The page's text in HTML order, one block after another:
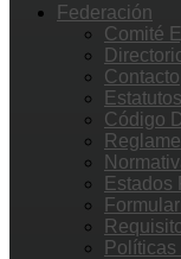
Federación
Comité
Contacto
Estatutos
Código
Estados